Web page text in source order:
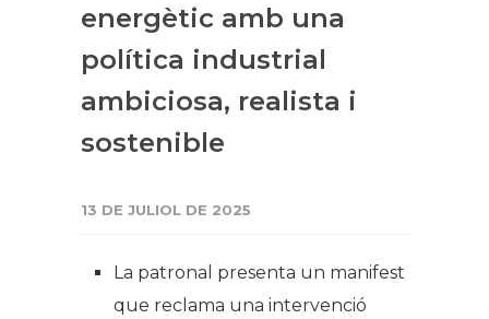
energètic amb una
política industrial
ambiciosa, realista i
sostenible
13 DE JULIOL DE 2025
La patronal presenta un manifest
que reclama una intervenció